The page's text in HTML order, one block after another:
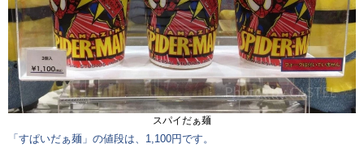
スパイだぁ麺
「すぱいだぁ麺」の値段は、1,100円です。